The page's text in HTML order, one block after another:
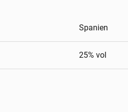
Spanien
25% vol